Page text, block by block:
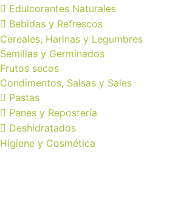
Edulcorantes Naturales
Bebidas y Refrescos
Cereales, Harinas y Legumbres
Semillas y Germinados
Frutos secos
Condimentos, Salsas y Sales
Pastas
Panes y Repostería
Deshidratados
Higiene y Cosmética